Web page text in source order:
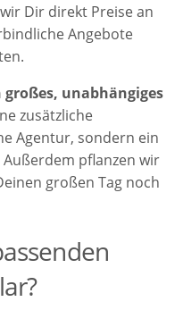
Dir direkt Preise an
Angebote
unabhängiges
zusätzliche
Agentur, sondern ein
pflanzen wir
großen Tag noch